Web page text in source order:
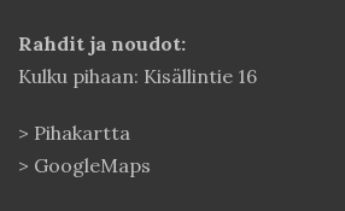
Rahdit ja noudot:
Kulku pihaan: Kisällintie 16
> Pihakartta
> GoogleMaps